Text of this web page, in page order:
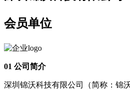
会员单位
01 公司简介
深圳锦沃科技有限公司（简称：锦